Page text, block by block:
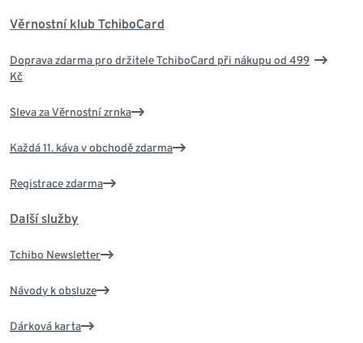
Věrnostní klub TchiboCard
Doprava zdarma pro držitele TchiboCard při nákupu od 499
Kč
Sleva za Věrnostní zrnka
Každá 11. káva v obchodě zdarma
Registrace zdarma
Další služby
Tchibo Newsletter
Návody k obsluze
Dárková karta